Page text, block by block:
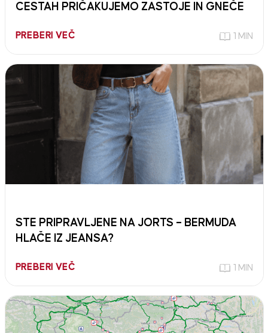
CESTAH PRIČAKUJEMO ZASTOJE IN GNEČE
PREBERI VEČ 1 MIN
STE PRIPRAVLJENE NA JORTS – BERMUDA
HLAČE IZ JEANSA?
PREBERI VEČ 1 MIN